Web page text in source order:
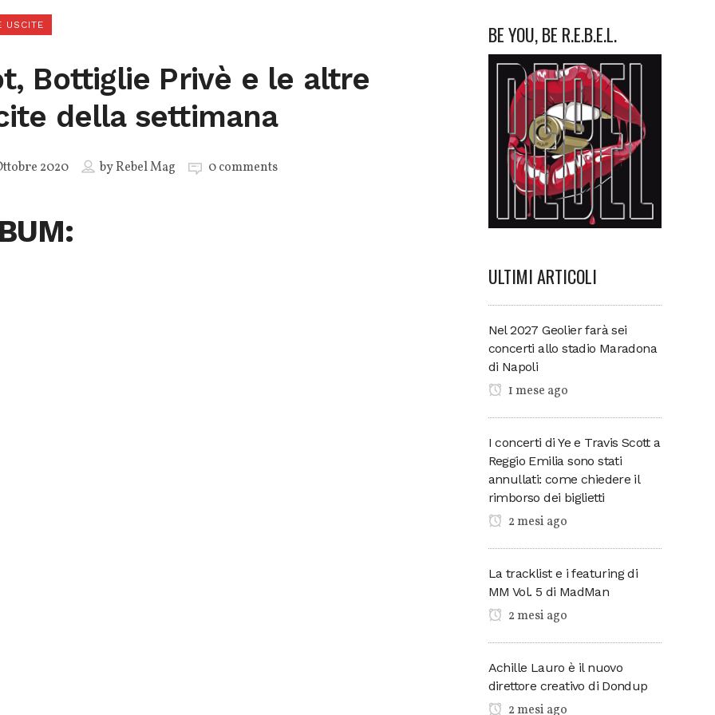
USCITE
Bottiglie Privè e le altre
della settimana
2020 byRebel Mag 0 comments
BE YOU, BE R.E.B.E.L.
ULTIMI ARTICOLI
Nel 2027 Geolier farà sei
concerti allo stadio Maradona
di Napoli
1 mese ago
I concerti di Ye e Travis Scott a
Reggio Emilia sono stati
annullati: come chiedere il
rimborso dei biglietti
2 mesi ago
La tracklist e i featuring di
MM Vol. 5 di MadMan
2 mesi ago
Achille Lauro è il nuovo
direttore creativo di Dondup
2 mesi ago